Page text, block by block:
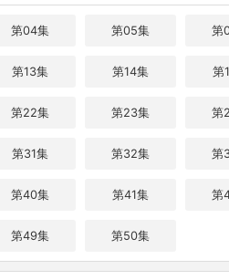
第04集 第05集 第
第13集 第14集 第
第22集 第23集 第
第31集 第32集 第
第40集 第41集 第
第49集 第50集